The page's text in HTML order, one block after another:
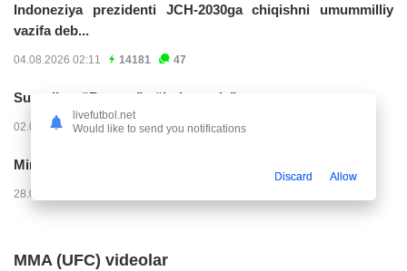
Indoneziya prezidenti JCH-2030ga chiqishni umummilliy
vazifa deb...
04.08.2026 02:11 14181 47
Superliga. “Buxoro” - “Lokomotiv”...
02.08.2026 03:08 7135 47
Mirko Yyelichich: "Birinchi bo'limni juda yomon...
28.07.2026 00:24
MMA (UFC) videolar
livefutbol.net
Would like to send you notifications
Discard Allow